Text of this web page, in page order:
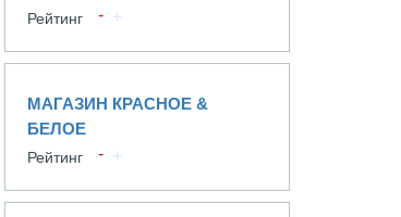
Рейтинг
МАГАЗИН КРАСНОЕ &
БЕЛОЕ
Рейтинг